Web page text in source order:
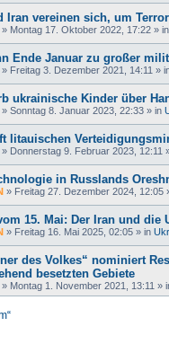
Iran vereinen sich, um
» Montag 17. Oktober 2022, 17:22 » in
Ende Januar zu großer
» Freitag 3. Dezember 2021, 14:11 »
ukrainische Kinder über
» Sonntag 8. Januar 2023, 22:33 » in
litauischen
» Donnerstag 9. Februar 2023, 12:11
in Russlands
» Freitag 27. Dezember 2024, 12:05
15. Mai: Der Iran und
» Freitag 16. Mai 2025, 02:05 » in
des Volkes“ nominiert
besetzten Gebiete
» Montag 1. November 2021, 13:11 »